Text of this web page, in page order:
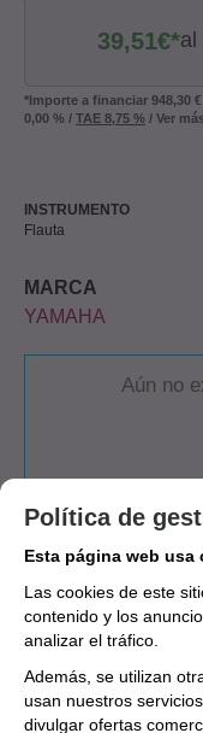
39,51€*al
*Importe a financiar 948,30 €
0,00 % / TAE 8,75 % / Ver
INSTRUMENTO
Flauta
MARCA
YAMAHA
Aún no
Política de
Esta página web usa
Las cookies de este
contenido y los
analizar el tráfico.
Además, se utilizan
usan nuestros
divulgar ofertas